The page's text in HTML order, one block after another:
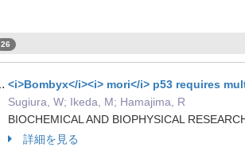
26
<i>Bombyx</i><i> mori</i> p53 requires
Sugiura, W; Ikeda, M; Hamajima, R
BIOCHEMICAL AND BIOPHYSICAL
詳細を見る